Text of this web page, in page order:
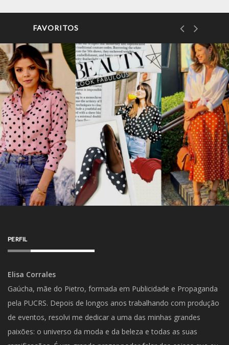
FAVORITOS
PERFIL
Elisa Corrales
Gaúcha, mãe do Pietro, formada em Publicidade e Propaganda
pela PUCRS. Depois de longos anos trabalhando com produção
de eventos, resolvi me dedicar a uma das minhas grandes
paixões: o universo da moda e da beleza e todas as suas